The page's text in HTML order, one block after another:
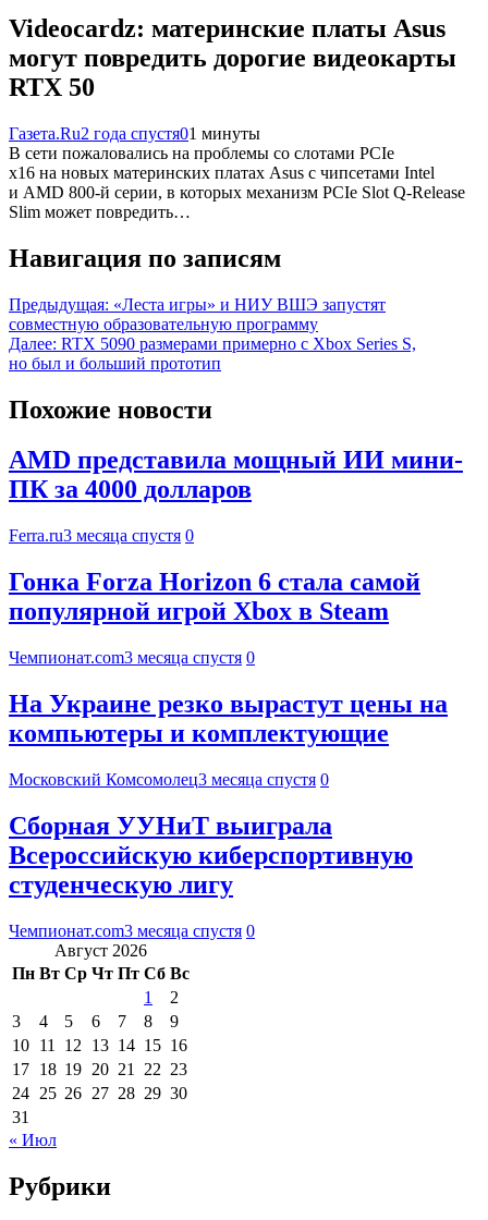
Videocardz: материнские платы Asus
могут повредить дорогие видеокарты
RTX 50
Газета.Ru2 года спустя01 минуты
В сети пожаловались на проблемы со слотами PCIe
x16 на новых материнских платах Asus с чипсетами Intel
и AMD 800-й серии, в которых механизм PCIe Slot Q-Release
Slim может повредить…
Навигация по записям
Предыдущая: «Леста игры» и НИУ ВШЭ запустят
совместную образовательную программу
Далее: RTX 5090 размерами примерно с Xbox Series S,
но был и больший прототип
Похожие новости
AMD представила мощный ИИ мини-
ПК за 4000 долларов
Ferra.ru3 месяца спустя 0
Гонка Forza Horizon 6 стала самой
популярной игрой Xbox в Steam
Чемпионат.com3 месяца спустя 0
На Украине резко вырастут цены на
компьютеры и комплектующие
Московский Комсомолец3 месяца спустя 0
Сборная УУНиТ выиграла
Всероссийскую киберспортивную
студенческую лигу
Чемпионат.com3 месяца спустя 0
Август 2026
Пн Вт Ср Чт Пт Сб Вс
1
2
3
4 5 6 7 8
9
10 11 12 13 14 15 16
17 18 19 20 21 22 23
24 25 26 27 28 29 30
31
« Июл
Рубрики